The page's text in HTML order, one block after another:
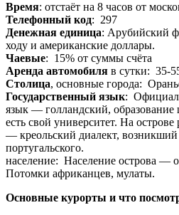
Время: отстаёт на 8 часов от
Телефонный код: 297
Денежная единица: Арубийский
ходу и американские доллары.
Чаевые: 15% от суммы счёта
Аренда автомобиля в сутки: 35-
Столица, основные города:
Государственный язык:
язык — голландский, образование
есть свой университет. На
— креольский диалект, возникший
португальского.
население: Население острова —
Потомки африканцев, мулаты.
Основные курорты и что